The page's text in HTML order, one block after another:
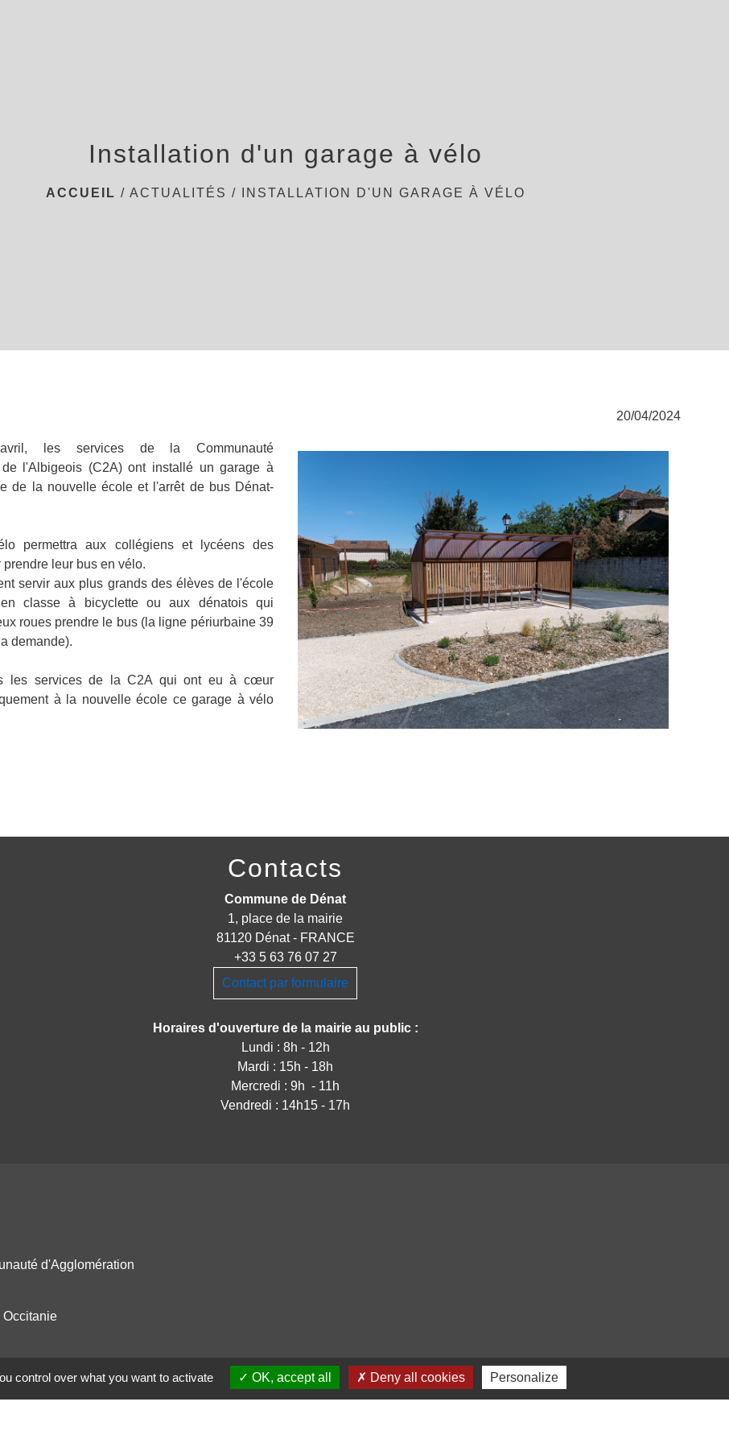
Installation d'un garage à vélo
ACCUEIL / ACTUALITÉS / INSTALLATION D'UN GARAGE À VÉLO
20/04/2024
les services de la Communauté
de l'Albigeois (C2A) ont installé un garage à
de la nouvelle école et l'arrêt de bus Dénat-
permettra aux collégiens et lycéens des
leur bus en vélo.
servir aux plus grands des élèves de l'école
classe à bicyclette ou aux dénatois qui
roues prendre le bus (la ligne périurbaine 39
demande).
les services de la C2A qui ont eu à cœur
à la nouvelle école ce garage à vélo
Contacts
Commune de Dénat
1, place de la mairie
81120 Dénat - FRANCE
+33 5 63 76 07 27
Contact par formulaire
Horaires d'ouverture de la mairie au public :
Lundi : 8h - 12h
Mardi : 15h - 18h
Mercredi : 9h - 11h
Vendredi : 14h15 - 17h
d'Agglomération
Occitanie
control over what you want to activate OK, accept all Deny all cookies Personalize